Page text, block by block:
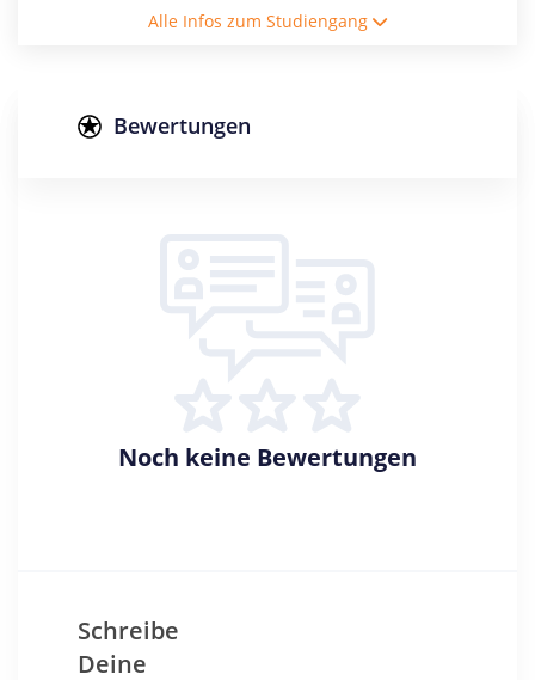
VollzeitstudiumAlle Infos zum Studiengang
Bewertungen
Noch keine Bewertungen
Schreibe
Deine